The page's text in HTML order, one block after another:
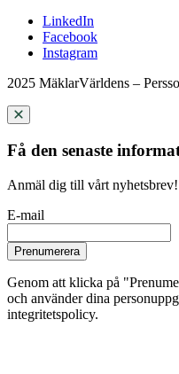
LinkedIn
Facebook
Instagram
2025 MäklarVärldens –
Få den senaste
Anmäl dig till vårt nyhetsbrev!
E-mail
Prenumerera
Genom att klicka på
och använder dina
integritetspolicy.